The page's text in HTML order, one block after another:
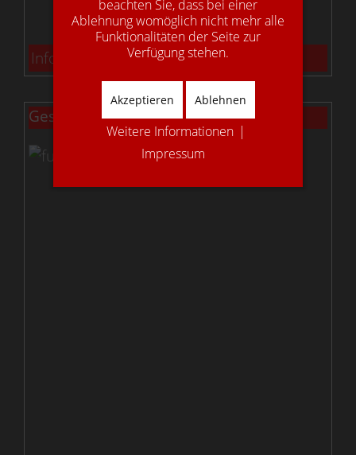
Info: Bolzentreppen
Gestemmte Treppen
beachten Sie, dass bei einer
Ablehnung womöglich nicht mehr alle
Funktionalitäten der Seite zur
Verfügung stehen.
Akzeptieren Ablehnen
Weitere Informationen |
Impressum